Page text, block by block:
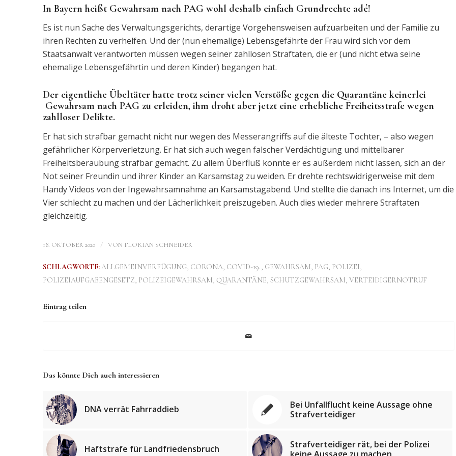
In Bayern heißt Gewahrsam nach PAG wohl deshalb einfach Grundrechte adé!
Es ist nun Sache des Verwaltungsgerichts, derartige Vorgehensweisen aufzuarbeiten und der Familie zu
ihren Rechten zu verhelfen. Und der (nun ehemalige) Lebensgefährte der Frau wird sich vor dem
Staatsanwalt verantworten müssen wegen seiner zahllosen Straftaten, die er (und nicht etwa seine
ehemalige Lebensgefährtin und deren Kinder) begangen hat.
Der eigentliche Übeltäter hatte trotz seiner vielen Verstöße gegen die Quarantäne keinerlei
Gewahrsam nach PAG zu erleiden, ihm droht aber jetzt eine erhebliche Freiheitsstrafe wegen
zahlloser Delikte.
Er hat sich strafbar gemacht nicht nur wegen des Messerangriffs auf die älteste Tochter, – also wegen
gefährlicher Körperverletzung. Er hat sich auch wegen falscher Verdächtigung und mittelbarer
Freiheitsberaubung strafbar gemacht. Zu allem Überfluß konnte er es außerdem nicht lassen, sich an der
Not seiner Freundin und ihrer Kinder an Karsamstag zu weiden. Er drehte rechtswidrigerweise mit dem
Handy Videos von der Ingewahrsamnahme an Karsamstagabend. Und stellte die danach ins Internet, um die
Vier schlecht zu machen und der Lächerlichkeit preiszugeben. Auch dies wieder mehrere Straftaten
gleichzeitig.
18. OKTOBER 2020 / VON FLORIAN SCHNEIDER
SCHLAGWORTE: ALLGEMEINVERFÜGUNG, CORONA, COVID-19., GEWAHRSAM, PAG, POLIZEI,
POLIZEIAUFGABENGESETZ, POLIZEIGEWAHRSAM, QUARANTÄNE, SCHUTZGEWAHRSAM, VERTEIDIGERNOTRUF
Eintrag teilen
Das könnte Dich auch interessieren
DNA verrät Fahrraddieb
Bei Unfallflucht keine Aussage ohne
Strafverteidiger
Haftstrafe für Landfriedensbruch
Strafverteidiger rät, bei der Polizei